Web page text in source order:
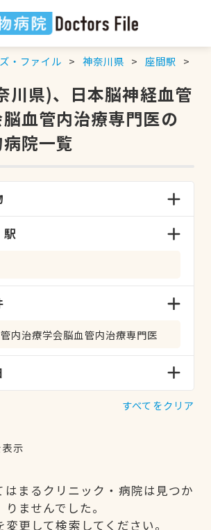
・ファイル 神奈川県 座間駅
川県)、日本脳神経血管
血管内治療専門医の
院一覧
駅
内治療学会脳血管内治療専門医
すべてをクリア
示
はまるクリニック・病院は見つか
りませんでした。
更して検索してください。